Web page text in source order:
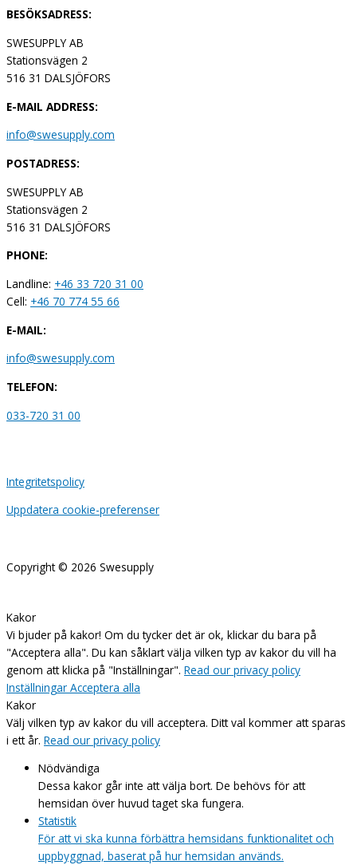
BESÖKSADRESS:
SWESUPPLY AB
Stationsvägen 2
516 31 DALSJÖFORS
E-MAIL ADDRESS:
info@swesupply.com
POSTADRESS:
SWESUPPLY AB
Stationsvägen 2
516 31 DALSJÖFORS
PHONE:
Landline: +46 33 720 31 00
Cell: +46 70 774 55 66
E-MAIL:
info@swesupply.com
TELEFON:
033-720 31 00
Integritetspolicy
Uppdatera cookie-preferenser
Copyright © 2026 Swesupply
Kakor
Vi bjuder på kakor! Om du tycker det är ok, klickar du bara på
"Acceptera alla". Du kan såklart välja vilken typ av kakor du vill ha
genom att klicka på "Inställningar". Read our privacy policy
Inställningar Acceptera alla
Kakor
Välj vilken typ av kakor du vill acceptera. Ditt val kommer att sparas
i ett år. Read our privacy policy
Nödvändiga
Dessa kakor går inte att välja bort. De behövs för att
hemsidan över huvud taget ska fungera.
Statistik
För att vi ska kunna förbättra hemsidans funktionalitet och
uppbyggnad, baserat på hur hemsidan används.